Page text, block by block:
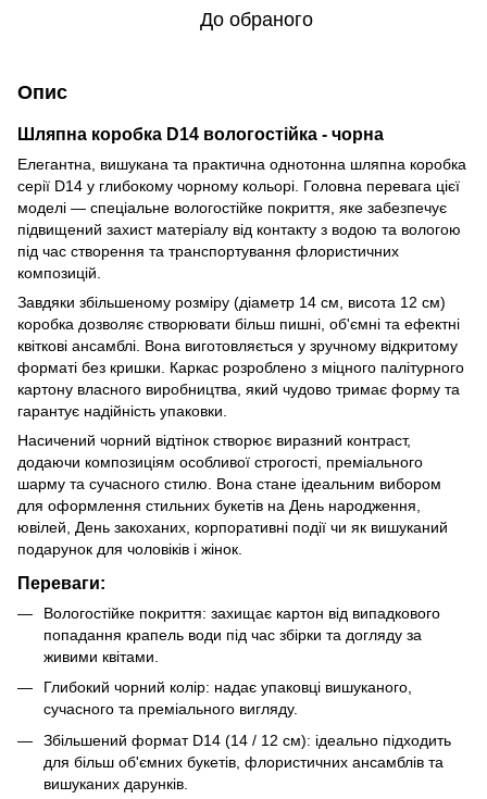
До обраного
Опис
Шляпна коробка D14 вологостійка - чорна
Елегантна, вишукана та практична однотонна шляпна коробка
серії D14 у глибокому чорному кольорі. Головна перевага цієї
моделі — спеціальне вологостійке покриття, яке забезпечує
підвищений захист матеріалу від контакту з водою та вологою
під час створення та транспортування флористичних
композицій.
Завдяки збільшеному розміру (діаметр 14 см, висота 12 см)
коробка дозволяє створювати більш пишні, об'ємні та ефектні
квіткові ансамблі. Вона виготовляється у зручному відкритому
форматі без кришки. Каркас розроблено з міцного палітурного
картону власного виробництва, який чудово тримає форму та
гарантує надійність упаковки.
Насичений чорний відтінок створює виразний контраст,
додаючи композиціям особливої строгості, преміального
шарму та сучасного стилю. Вона стане ідеальним вибором
для оформлення стильних букетів на День народження,
ювілей, День закоханих, корпоративні події чи як вишуканий
подарунок для чоловіків і жінок.
Переваги:
Вологостійке покриття: захищає картон від випадкового
попадання крапель води під час збірки та догляду за
живими квітами.
Глибокий чорний колір: надає упаковці вишуканого,
сучасного та преміального вигляду.
Збільшений формат D14 (14 / 12 см): ідеально підходить
для більш об'ємних букетів, флористичних ансамблів та
вишуканих дарунків.